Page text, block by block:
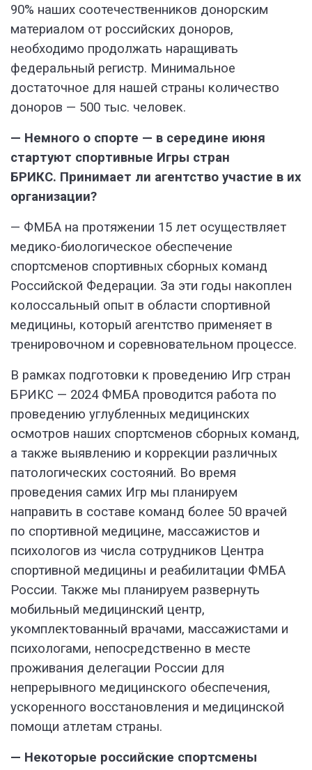
90% наших соотечественников донорским
материалом от российских доноров,
необходимо продолжать наращивать
федеральный регистр. Минимальное
достаточное для нашей страны количество
доноров — 500 тыс. человек.
— Немного о спорте — в середине июня
стартуют спортивные Игры стран
БРИКС. Принимает ли агентство участие в их
организации?
— ФМБА на протяжении 15 лет осуществляет
медико-биологическое обеспечение
спортсменов спортивных сборных команд
Российской Федерации. За эти годы накоплен
колоссальный опыт в области спортивной
медицины, который агентство применяет в
тренировочном и соревновательном процессе.
В рамках подготовки к проведению Игр стран
БРИКС — 2024 ФМБА проводится работа по
проведению углубленных медицинских
осмотров наших спортсменов сборных команд,
а также выявлению и коррекции различных
патологических состояний. Во время
проведения самих Игр мы планируем
направить в составе команд более 50 врачей
по спортивной медицине, массажистов и
психологов из числа сотрудников Центра
спортивной медицины и реабилитации ФМБА
России. Также мы планируем развернуть
мобильный медицинский центр,
укомплектованный врачами, массажистами и
психологами, непосредственно в месте
проживания делегации России для
непрерывного медицинского обеспечения,
ускоренного восстановления и медицинской
помощи атлетам страны.
— Некоторые российские спортсмены